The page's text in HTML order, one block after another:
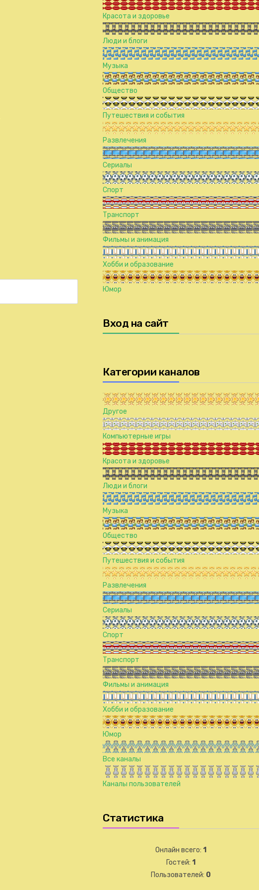
Красота и здоровье
Люди и блоги
Музыка
Общество
Путешествия и события
Развлечения
Сериалы
Спорт
Транспорт
Фильмы и анимация
Хобби и образование
Юмор
Вход на сайт
Категории каналов
Другое
Компьютерные игры
Красота и здоровье
Люди и блоги
Музыка
Общество
Путешествия и события
Развлечения
Сериалы
Спорт
Транспорт
Фильмы и анимация
Хобби и образование
Юмор
Все каналы
Каналы пользователей
Статистика
Онлайн всего: 1
Гостей: 1
Пользователей: 0